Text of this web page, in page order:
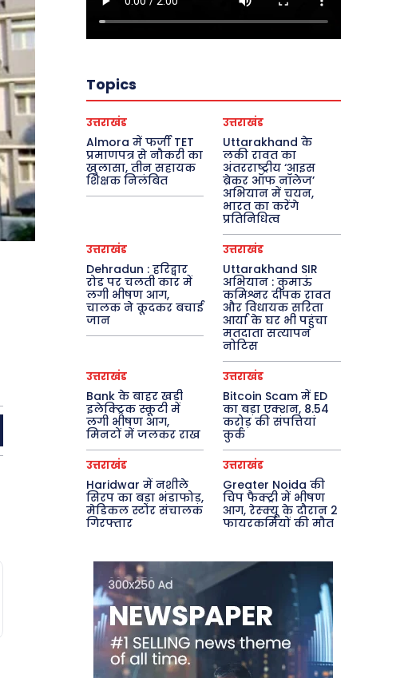
Topics
उत्तराखंड
Almora में फर्जी TET
प्रमाणपत्र से नौकरी का
खुलासा, तीन सहायक
शिक्षक निलंबित
उत्तराखंड
Uttarakhand के
लकी रावत का
अंतरराष्ट्रीय ‘आइस
ब्रेकर ऑफ नॉलेज’
अभियान में चयन,
भारत का करेंगे
प्रतिनिधित्व
उत्तराखंड
Dehradun : हरिद्वार
रोड पर चलती कार में
लगी भीषण आग,
चालक ने कूदकर बचाई
जान
उत्तराखंड
Uttarakhand SIR
अभियान : कुमाऊं
कमिश्नर दीपक रावत
और विधायक सरिता
आर्या के घर भी पहुंचा
मतदाता सत्यापन
नोटिस
उत्तराखंड
Bank के बाहर खड़ी
इलेक्ट्रिक स्कूटी में
लगी भीषण आग,
मिनटों में जलकर राख
उत्तराखंड
Bitcoin Scam में ED
का बड़ा एक्शन, 8.54
करोड़ की संपत्तियां
कुर्क
उत्तराखंड
Haridwar में नशीले
सिरप का बड़ा भंडाफोड़,
मेडिकल स्टोर संचालक
गिरफ्तार
उत्तराखंड
Greater Noida की
चिप फैक्ट्री में भीषण
आग, रेस्क्यू के दौरान 2
फायरकर्मियों की मौत